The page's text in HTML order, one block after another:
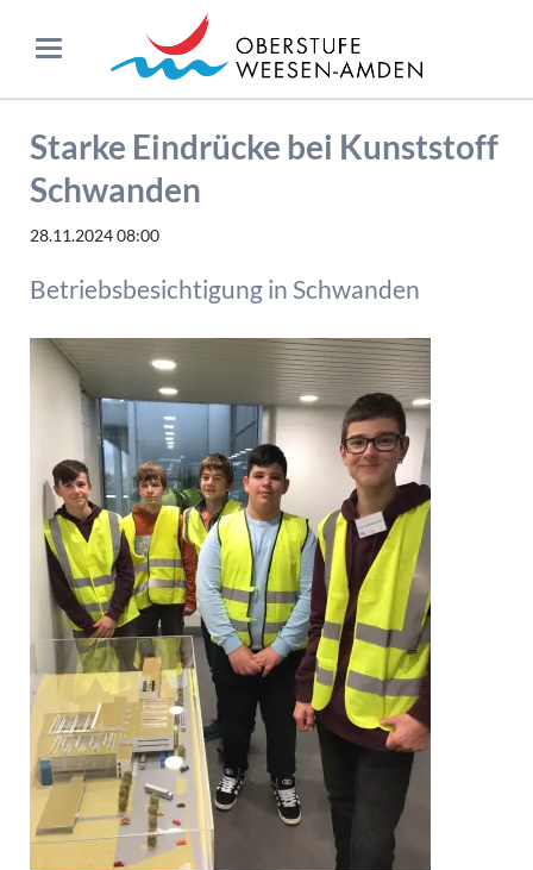
Starke Eindrücke bei Kunststoff
Schwanden
28.11.2024 08:00
Betriebsbesichtigung in Schwanden